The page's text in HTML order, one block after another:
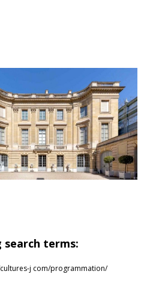
search terms:
j com/programmation/